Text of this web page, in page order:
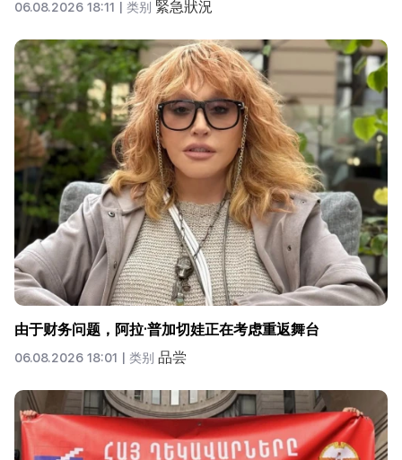
06.08.2026 18:11 | 类别 緊急狀況
由于财务问题，阿拉·普加切娃正在考虑重返舞台
06.08.2026 18:01 | 类别 品尝